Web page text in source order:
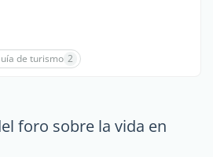
de turismo 2
foro sobre la vida en